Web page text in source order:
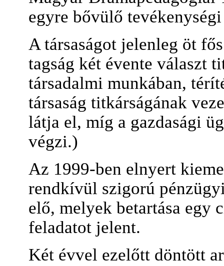
egyre bővülő
A társaságot jelenleg öt
tagság két évente választ
társadalmi munkában,
társaság titkárságának
látja el, míg a gazdasági
végzi.)
Az 1999-ben elnyert
rendkívül szigorú
elő, melyek betartása egy
feladatot jelent.
Két évvel ezelőtt döntött